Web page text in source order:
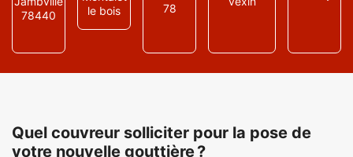
78440
le bois
78
Quel couvreur solliciter pour la pose de
votre nouvelle gouttière ?